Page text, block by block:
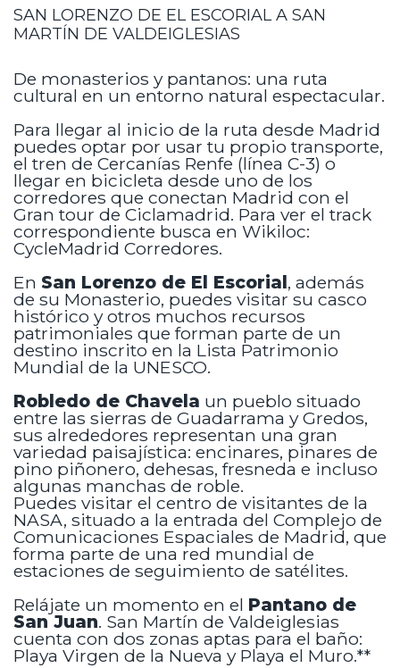
SAN LORENZO DE EL ESCORIAL A SAN
MARTÍN DE VALDEIGLESIAS
De monasterios y pantanos: una ruta
cultural en un entorno natural espectacular.
Para llegar al inicio de la ruta desde Madrid
puedes optar por usar tu propio transporte,
el tren de Cercanías Renfe (línea C-3) o
llegar en bicicleta desde uno de los
corredores que conectan Madrid con el
Gran tour de Ciclamadrid. Para ver el track
correspondiente busca en Wikiloc:
CycleMadrid Corredores.
En San Lorenzo de El Escorial, además
de su Monasterio, puedes visitar su casco
histórico y otros muchos recursos
patrimoniales que forman parte de un
destino inscrito en la Lista Patrimonio
Mundial de la UNESCO.
Robledo de Chavela un pueblo situado
entre las sierras de Guadarrama y Gredos,
sus alrededores representan una gran
variedad paisajística: encinares, pinares de
pino piñonero, dehesas, fresneda e incluso
algunas manchas de roble.
Puedes visitar el centro de visitantes de la
NASA, situado a la entrada del Complejo de
Comunicaciones Espaciales de Madrid, que
forma parte de una red mundial de
estaciones de seguimiento de satélites.
Relájate un momento en el Pantano de
San Juan. San Martín de Valdeiglesias
cuenta con dos zonas aptas para el baño:
Playa Virgen de la Nueva y Playa el Muro.**